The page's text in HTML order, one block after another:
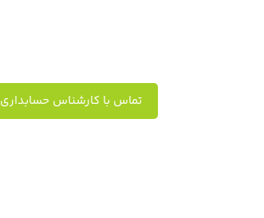
تماس با کارشناس حسابداری